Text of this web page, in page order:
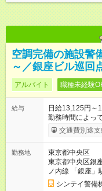
空調完備の施設警
～／銀座ビル巡回
アルバイト 職種未経験
給与
日給13,125円～
勤務時間によっ
13,125円～
ございます。
級救命講習修了 250円/日 など
用期間の長さ：
交通費別途支
勤務地
東京都中央区
東京都中央区銀
ノ内線 「銀座」
5分、ＪＲ山手線
シンテイ警備